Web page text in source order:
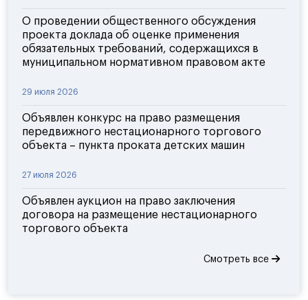
О проведении общественного обсуждения
проекта доклада об оценке применения
обязательных требований, содержащихся в
муниципальном нормативном правовом акте
29 июля 2026
Объявлен конкурс на право размещения
передвижного нестационарного торгового
объекта – пункта проката детских машин
27 июля 2026
Объявлен аукцион на право заключения
договора на размещение нестационарного
торгового объекта
Смотреть все